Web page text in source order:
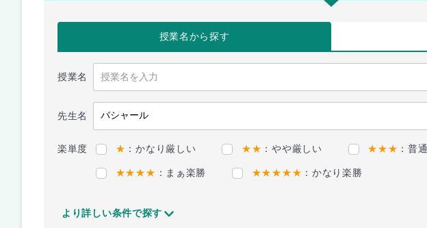
授業名から探す
授業名
先生名
楽単度 ★ ：かなり厳しい ★★ ：やや厳しい ★★★ ：普通
★★★★ ：まぁ楽勝 ★★★★★ ：かなり楽勝
より詳しい条件で探す